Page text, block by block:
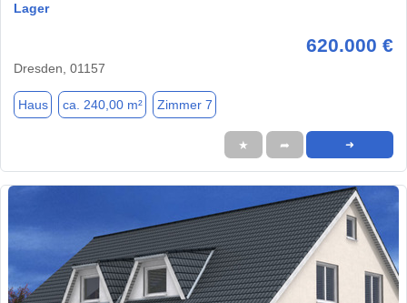
Lager
620.000 €
Dresden, 01157
Haus ca. 240,00 m² Zimmer 7
★ ➦ ➜